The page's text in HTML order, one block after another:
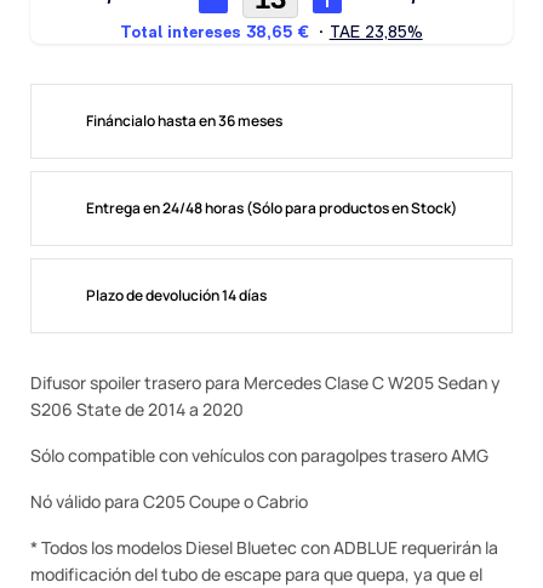
Fináncialo hasta en 36 meses
Entrega en 24/48 horas (Sólo para productos en Stock)
Plazo de devolución 14 días
Difusor spoiler trasero para Mercedes Clase C W205 Sedan y
S206 State de 2014 a 2020
Sólo compatible con vehículos con paragolpes trasero AMG
Nó válido para C205 Coupe o Cabrio
* Todos los modelos Diesel Bluetec con ADBLUE requerirán la
modificación del tubo de escape para que quepa, ya que el